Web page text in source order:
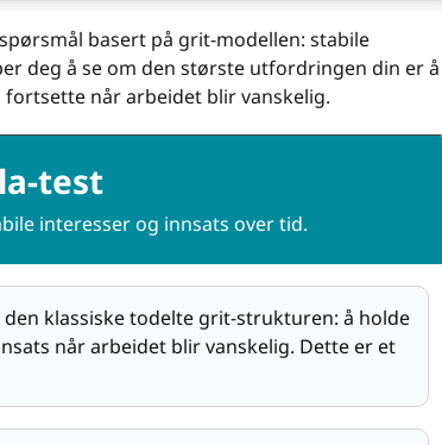
basert på grit-modellen: stabile
deg å se om den største utfordringen din er å
når arbeidet blir vanskelig.
test
interesser og innsats over tid.
klassiske todelte grit-strukturen: å holde
når arbeidet blir vanskelig. Dette er et